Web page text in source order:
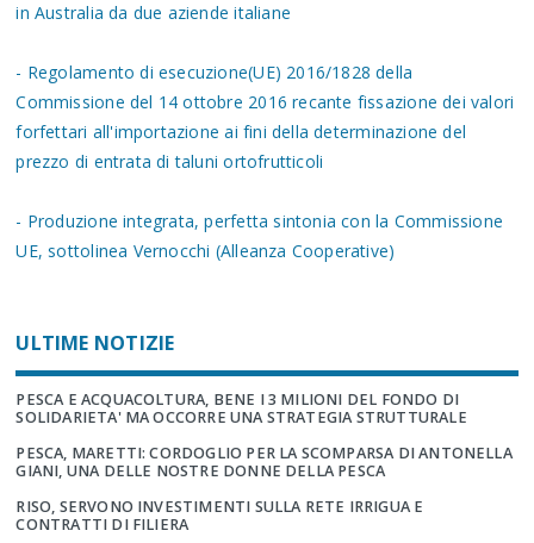
in Australia da due aziende italiane
- Regolamento di esecuzione(UE) 2016/1828 della
Commissione del 14 ottobre 2016 recante fissazione dei valori
forfettari all'importazione ai fini della determinazione del
prezzo di entrata di taluni ortofrutticoli
- Produzione integrata, perfetta sintonia con la Commissione
UE, sottolinea Vernocchi (Alleanza Cooperative)
ULTIME NOTIZIE
PESCA E ACQUACOLTURA, BENE I 3 MILIONI DEL FONDO DI
SOLIDARIETA' MA OCCORRE UNA STRATEGIA STRUTTURALE
PESCA, MARETTI: CORDOGLIO PER LA SCOMPARSA DI ANTONELLA
GIANI, UNA DELLE NOSTRE DONNE DELLA PESCA
RISO, SERVONO INVESTIMENTI SULLA RETE IRRIGUA E
CONTRATTI DI FILIERA